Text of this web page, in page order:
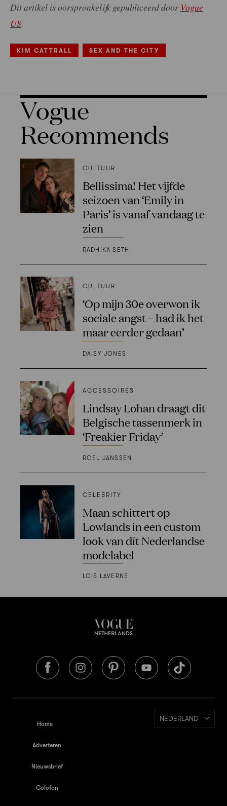
Dit artikel is oorspronkelijk gepubliceerd door Vogue
US.
KIM CATTRALL SEX AND THE CITY
Vogue
Recommends
CULTUUR
Bellissima! Het vijfde
seizoen van ‘Emily in
Paris’ is vanaf vandaag te
zien
RADHIKA SETH
CULTUUR
‘Op mijn 30e overwon ik
sociale angst – had ik het
maar eerder gedaan’
DAISY JONES
ACCESSOIRES
Lindsay Lohan draagt dit
Belgische tassenmerk in
‘Freakier Friday’
ROEL JANSSEN
CELEBRITY
Maan schittert op
Lowlands in een custom
look van dít Nederlandse
modelabel
LOIS LAVERNE
Home
Adverteren
Nieuwsbrief
Colofon
NEDERLAND